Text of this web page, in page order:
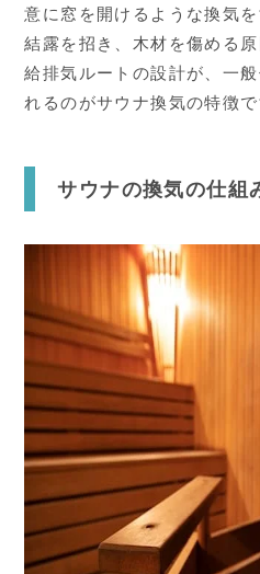
意に窓を開けるような換気
結露を招き、木材を傷める
給排気ルートの設計が、一
れるのがサウナ換気の特徴で
サウナの換気の仕組